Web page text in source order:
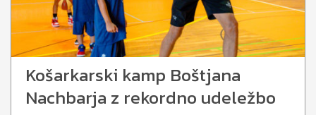
Košarkarski kamp Boštjana
Nachbarja z rekordno udeležbo